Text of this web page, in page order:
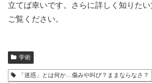
立てば幸いです。さらに詳しく知りた
ご覧ください。
学術
「迷惑」とは何か…傷みや叫び？ままならなさ？